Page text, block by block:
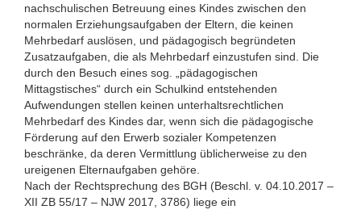
nachschulischen Betreuung eines Kindes zwischen den
normalen Erziehungsaufgaben der Eltern, die keinen
Mehrbedarf auslösen, und pädagogisch begründeten
Zusatzaufgaben, die als Mehrbedarf einzustufen sind. Die
durch den Besuch eines sog. „pädagogischen
Mittagstisches“ durch ein Schulkind entstehenden
Aufwendungen stellen keinen unterhaltsrechtlichen
Mehrbedarf des Kindes dar, wenn sich die pädagogische
Förderung auf den Erwerb sozialer Kompetenzen
beschränke, da deren Vermittlung üblicherweise zu den
ureigenen Elternaufgaben gehöre.
Nach der Rechtsprechung des BGH (Beschl. v. 04.10.2017 –
XII ZB 55/17 – NJW 2017, 3786) liege ein